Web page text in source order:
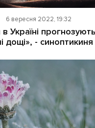
6 вересня 2022, 19:32
Україні
дощі», - синоптикиня